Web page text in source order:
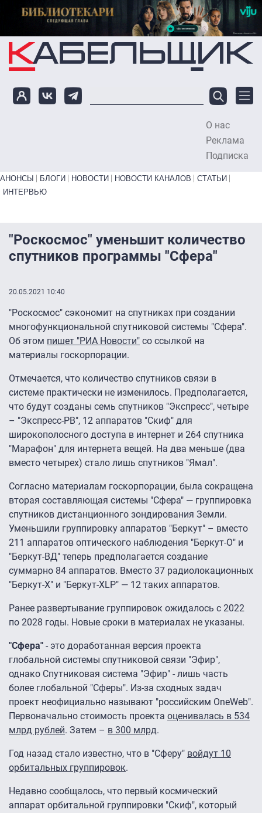
Перейти к основному содержанию
О нас
Реклама
Подписка
Primary links bottom
АНОНСЫ БЛОГИ НОВОСТИ НОВОСТИ КАНАЛОВ
СТАТЬИ
ИНТЕРВЬЮ
"Роскосмос" уменьшит количество
спутников программы "Сфера"
20.05.2021 10:40
"Роскосмос" сэкономит на спутниках при создании
многофункциональной спутниковой системы "Сфера".
Об этом пишет "РИА Новости" со ссылкой на
материалы госкорпорации.
Отмечается, что количество спутников связи в
системе практически не изменилось. Предполагается,
что будут созданы семь спутников "Экспресс", четыре
– "Экспресс-РВ", 12 аппаратов "Скиф" для
широкополосного доступа в интернет и 264 спутника
"Марафон" для интернета вещей. На два меньше (два
вместо четырех) стало лишь спутников "Ямал".
Согласно материалам госкорпорации, была сокращена
вторая составляющая системы "Сфера" — группировка
спутников дистанционного зондирования Земли.
Уменьшили группировку аппаратов "Беркут" – вместо
211 аппаратов оптического наблюдения "Беркут-О" и
"Беркут-ВД" теперь предполагается создание
суммарно 84 аппаратов. Вместо 37 радиолокационных
"Беркут-X" и "Беркут-XLP" — 12 таких аппаратов.
Ранее развертывание группировок ожидалось с 2022
по 2028 годы. Новые сроки в материалах не указаны.
"Сфера" - это доработанная версия проекта
глобальной системы спутниковой связи "Эфир",
однако Спутниковая система "Эфир" - лишь часть
более глобальной "Сферы". Из-за сходных задач
проект неофициально называют "российским OneWeb".
Первоначально стоимость проекта оценивалась в 534
млрд рублей. Затем – в 300 млрд.
Год назад стало известно, что в "Сферу" войдут 10
орбитальных группировок.
Недавно сообщалось, что первый космический
аппарат орбитальной группировки "Скиф", который